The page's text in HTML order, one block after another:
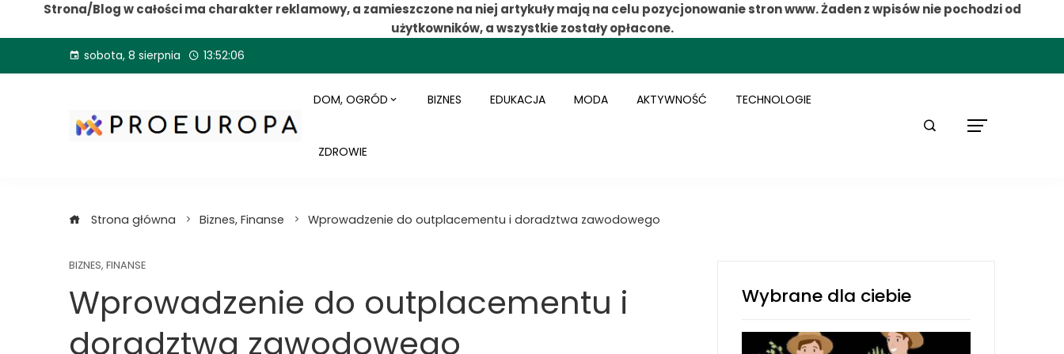
Strona/Blog w całości ma charakter reklamowy, a zamieszczone na niej artykuły mają na celu pozycjonowanie stron www. Żaden z wpisów nie pochodzi od
użytkowników, a wszystkie zostały opłacone.
sobota, 8 sierpnia 13:52:07
DOM, OGRÓD BIZNES EDUKACJA MODA AKTYWNOŚĆ TECHNOLOGIE
ZDROWIE
Strona główna Biznes, Finanse Wprowadzenie do outplacementu i doradztwa zawodowego
BIZNES, FINANSE
Wprowadzenie do outplacementu i
doradztwa zawodowego
Wybrane dla ciebie